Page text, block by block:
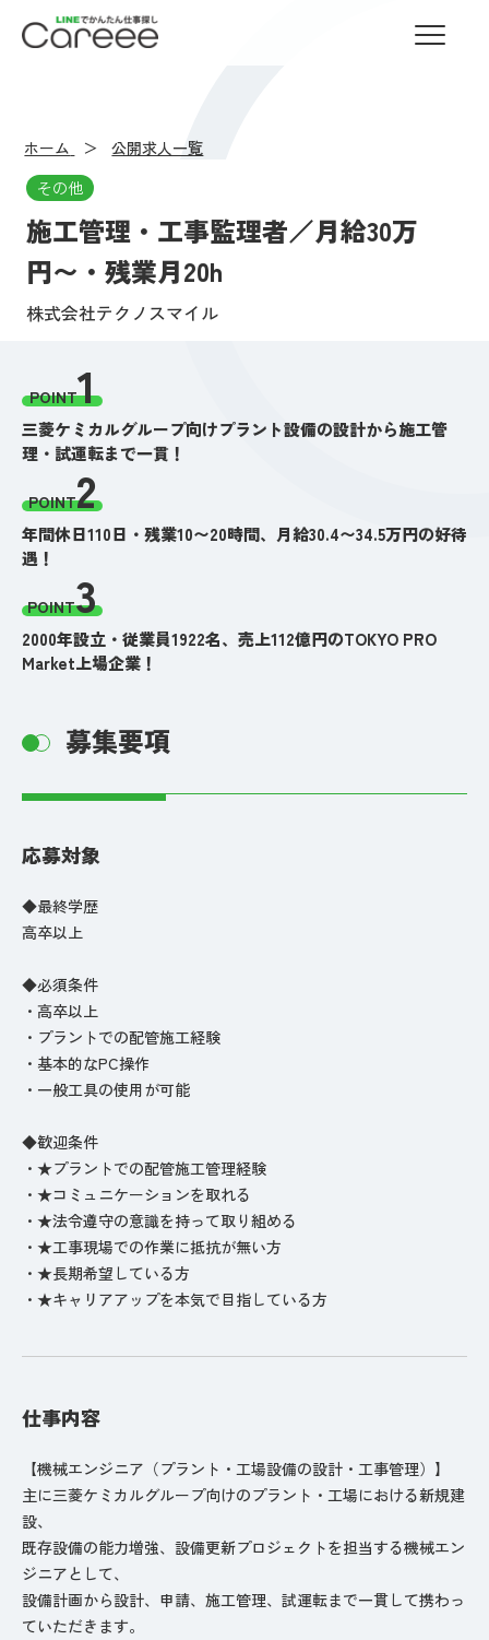
LINEでかんたん仕事探し Careee
ホーム
公開求人一覧
その他
施工管理・工事監理者／月給30万
円〜・残業月20h
株式会社テクノスマイル
POINT1
三菱ケミカルグループ向けプラント設備の設計から施工管
理・試運転まで一貫！
POINT2
年間休日110日・残業10〜20時間、月給30.4〜34.5万円の好待
遇！
POINT3
2000年設立・従業員1922名、売上112億円のTOKYO PRO
Market上場企業！
募集要項
応募対象
◆最終学歴
高卒以上
◆必須条件
・高卒以上
・プラントでの配管施工経験
・基本的なPC操作
・一般工具の使用が可能
◆歓迎条件
・★プラントでの配管施工管理経験
・★コミュニケーションを取れる
・★法令遵守の意識を持って取り組める
・★工事現場での作業に抵抗が無い方
・★長期希望している方
・★キャリアアップを本気で目指している方
仕事内容
【機械エンジニア（プラント・工場設備の設計・工事管理）】
主に三菱ケミカルグループ向けのプラント・工場における新規建
設、
既存設備の能力増強、設備更新プロジェクトを担当する機械エン
ジニアとして、
設備計画から設計、申請、施工管理、試運転まで一貫して携わっ
ていただきます。